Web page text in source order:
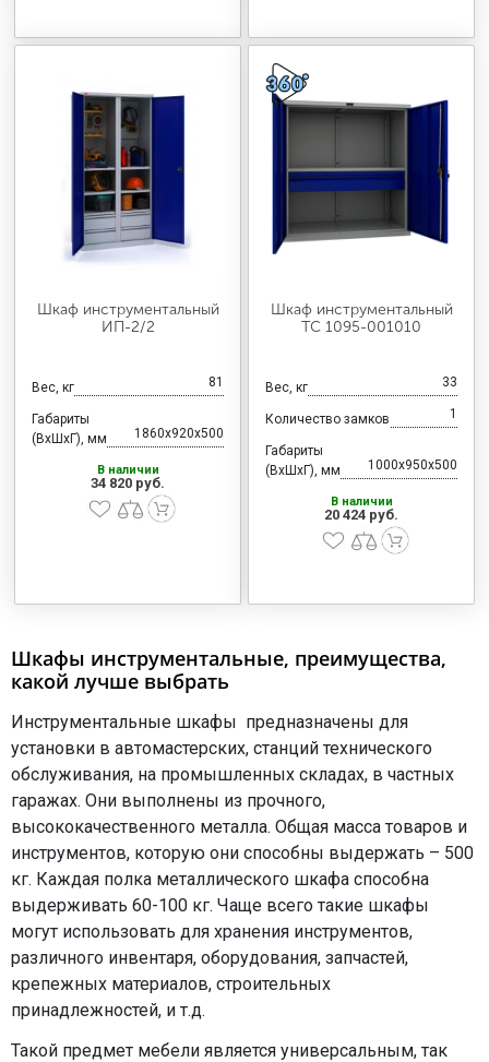
Шкаф инструментальный
ИП-2/2
Вес, кг 81
Габариты
(ВхШхГ), мм
1860x920x500
В наличии
34 820 руб.
Шкаф инструментальный
ТС 1095-001010
Вес, кг 33
Количество замков 1
Габариты
(ВхШхГ), мм
1000x950x500
В наличии
20 424 руб.
Шкафы инструментальные, преимущества,
какой лучше выбрать
Инструментальные шкафы предназначены для
установки в автомастерских, станций технического
обслуживания, на промышленных складах, в частных
гаражах. Они выполнены из прочного,
высококачественного металла. Общая масса товаров и
инструментов, которую они способны выдержать – 500
кг. Каждая полка металлического шкафа способна
выдерживать 60-100 кг. Чаще всего такие шкафы
могут использовать для хранения инструментов,
различного инвентаря, оборудования, запчастей,
крепежных материалов, строительных
принадлежностей, и т.д.
Такой предмет мебели является универсальным, так